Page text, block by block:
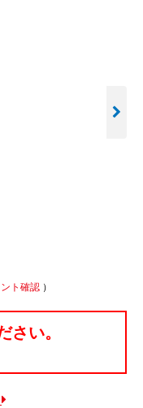
ト確認 ）
い。